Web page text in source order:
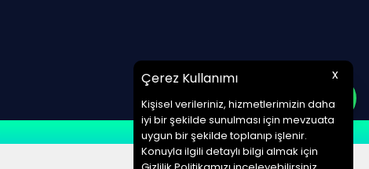
Çerez Kullanımı x
Kişisel verileriniz, hizmetlerimizin daha
iyi bir şekilde sunulması için mevzuata
uygun bir şekilde toplanıp işlenir.
Konuyla ilgili detaylı bilgi almak için